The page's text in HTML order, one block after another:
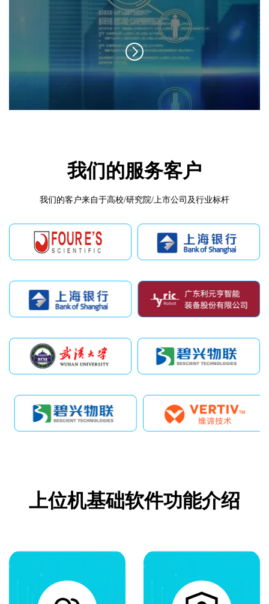
我们的服务客户
我们的客户来自于高校/研究院/上市公司及行业标杆
上位机基础软件功能介绍